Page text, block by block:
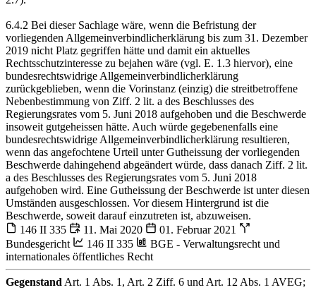
6.4.2 Bei dieser Sachlage wäre, wenn die Befristung der
vorliegenden Allgemeinverbindlicherklärung bis zum 31. Dezember
2019 nicht Platz gegriffen hätte und damit ein aktuelles
Rechtsschutzinteresse zu bejahen wäre (vgl. E. 1.3 hiervor), eine
bundesrechtswidrige Allgemeinverbindlicherklärung
zurückgeblieben, wenn die Vorinstanz (einzig) die streitbetroffene
Nebenbestimmung von Ziff. 2 lit. a des Beschlusses des
Regierungsrates vom 5. Juni 2018 aufgehoben und die Beschwerde
insoweit gutgeheissen hätte. Auch würde gegebenenfalls eine
bundesrechtswidrige Allgemeinverbindlicherklärung resultieren,
wenn das angefochtene Urteil unter Gutheissung der vorliegenden
Beschwerde dahingehend abgeändert würde, dass danach Ziff. 2 lit.
a des Beschlusses des Regierungsrates vom 5. Juni 2018
aufgehoben wird. Eine Gutheissung der Beschwerde ist unter diesen
Umständen ausgeschlossen. Vor diesem Hintergrund ist die
Beschwerde, soweit darauf einzutreten ist, abzuweisen.
146 II 335
11. Mai 2020
01. Februar 2021
Bundesgericht
146 II 335
BGE - Verwaltungsrecht und
internationales öffentliches Recht
Gegenstand Art. 1 Abs. 1, Art. 2 Ziff. 6 und Art. 12 Abs. 1 AVEG;